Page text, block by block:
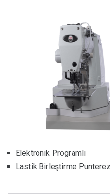
Elektronik Programlı
Lastik Birleştirme